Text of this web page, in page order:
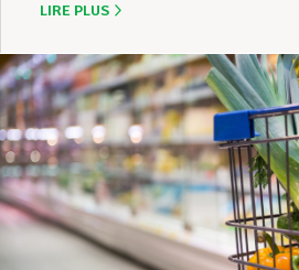
LIRE PLUS